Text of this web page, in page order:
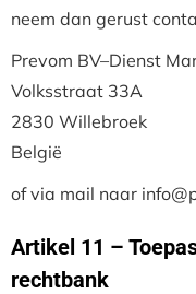
neem dan gerust
Prevom BV–Dienst
Volksstraat 33A
2830 Willebroek
België
of via mail naar
Artikel 11 –
rechtbank